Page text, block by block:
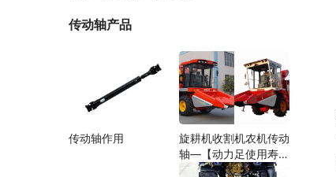
传动轴产品
传动轴作用
旋耕机收割机农机传动
轴—【动力足使用寿命
久】